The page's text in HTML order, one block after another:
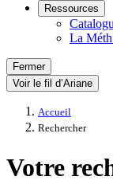
Ressources
La
Fermer
Voir le fil d’Ariane
Accueil
Rechercher
Votre